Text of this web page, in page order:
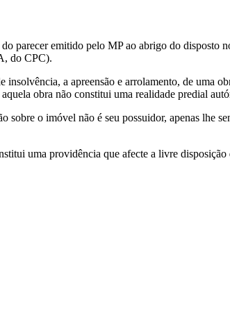
parecer emitido pelo MP ao abrigo do
do CPC).
insolvência, a apreensão e arrolamento, de uma
obra não constitui uma realidade predial
sobre o imóvel não é seu possuidor, apenas lhe
uma providência que afecte a livre